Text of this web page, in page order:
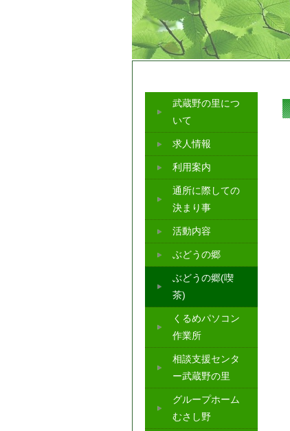
武蔵野の里につ
いて
求人情報
利用案内
通所に際しての
決まり事
活動内容
ぶどうの郷
ぶどうの郷(喫
茶)
くるめパソコン
作業所
相談支援センタ
ー武蔵野の里
グループホーム
むさし野